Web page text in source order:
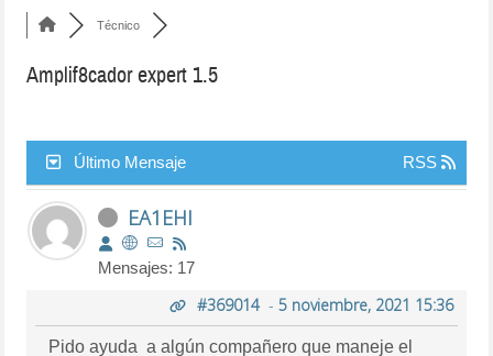
Técnico
Amplif8cador expert 1.5
Último Mensaje RSS
EA1EHI
Mensajes: 17
#369014- 5 noviembre, 2021 15:36
Pido ayuda a algún compañero que maneje el